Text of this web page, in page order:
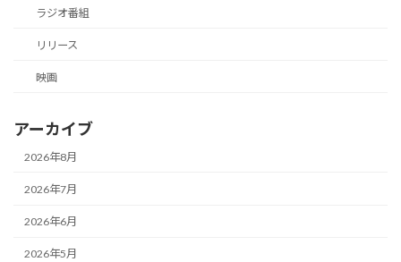
ラジオ番組
リリース
映画
アーカイブ
2026年8月
2026年7月
2026年6月
2026年5月